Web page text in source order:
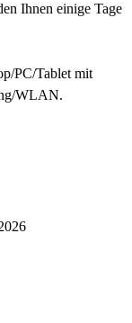
Ihnen einige Tage
PC/Tablet mit
WLAN.